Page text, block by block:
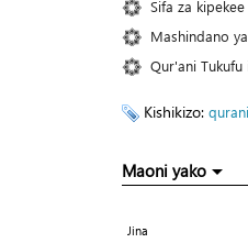
Sifa za
Mashindano
Qur'ani Tukufu
Kishikizo:
Maoni yako
Jina